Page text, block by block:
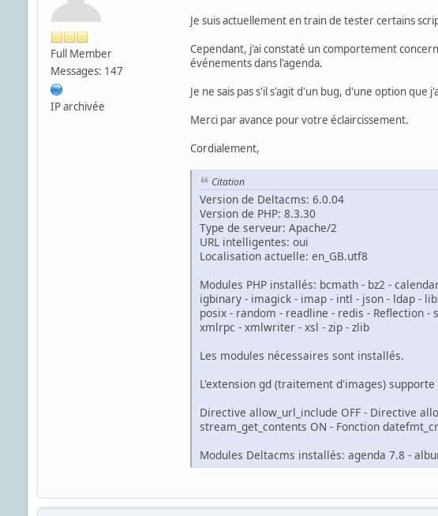
Full Member
Messages: 147
IP archivée
Je suis actuellement en train de tester certains
Cependant, j'ai constaté un comportement
événements dans l'agenda.
Je ne sais pas s'il s'agit d'un bug, d'une option
Merci par avance pour votre éclaircissement.
Cordialement,
Citation
Version de Deltacms: 6.0.04
Version de PHP: 8.3.30
Type de serveur: Apache/2
URL intelligentes: oui
Localisation actuelle: en_GB.utf8
Modules PHP installés: bcmath - bz2 -
igbinary - imagick - imap - intl - json - ldap -
posix - random - readline - redis - Reflection -
xmlrpc - xmlwriter - xsl - zip - zlib
Les modules nécessaires sont installés.
L'extension gd (traitement d'images)
Directive allow_url_include OFF - Directive
stream_get_contents ON - Fonction
Modules Deltacms installés: agenda 7.8 -